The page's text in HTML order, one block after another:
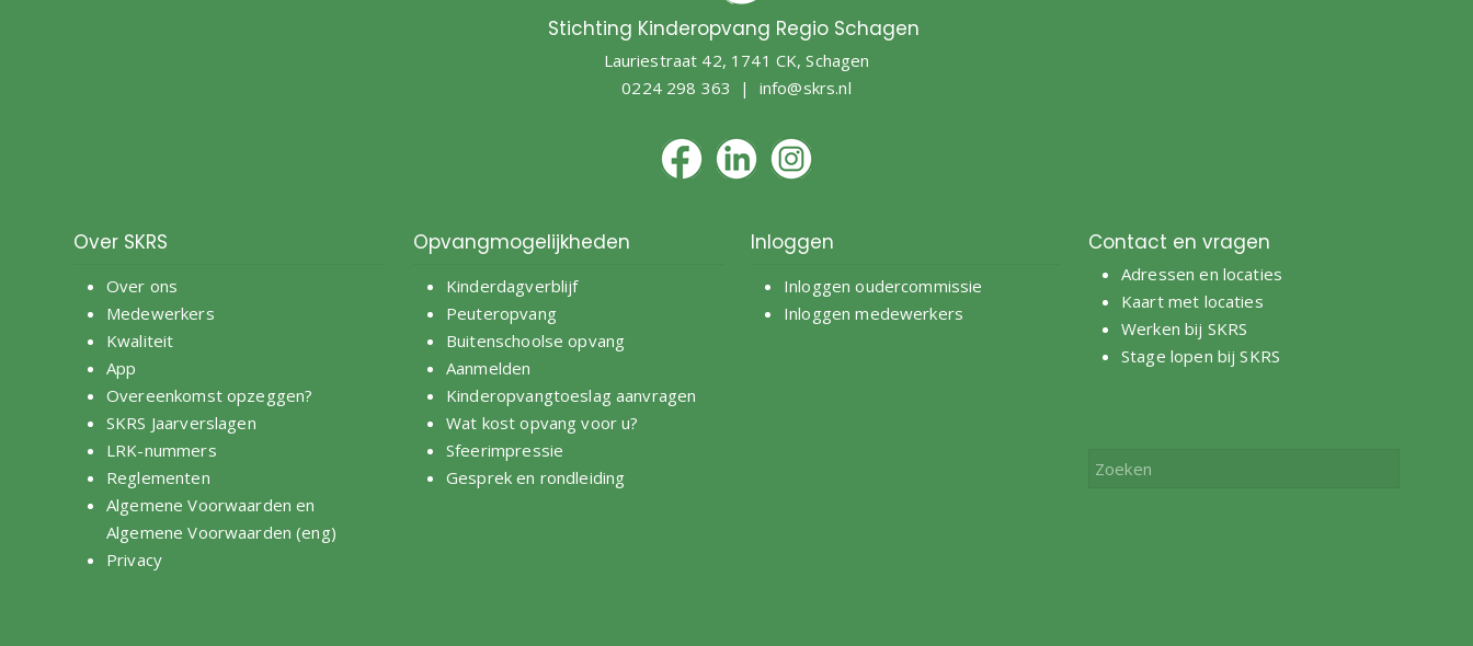
Stichting Kinderopvang Regio Schagen
Lauriestraat 42, 1741 CK, Schagen
0224 298 363 | info@skrs.nl
Over SKRS
Over ons
Medewerkers
Kwaliteit
App
Overeenkomst opzeggen?
SKRS Jaarverslagen
LRK-nummers
Reglementen
Algemene Voorwaarden en
Algemene Voorwaarden (eng)
Privacy
Opvangmogelijkheden
Kinderdagverblijf
Peuteropvang
Buitenschoolse opvang
Aanmelden
Kinderopvangtoeslag aanvragen
Wat kost opvang voor u?
Sfeerimpressie
Gesprek en rondleiding
Inloggen
Inloggen oudercommissie
Inloggen medewerkers
Contact en vragen
Adressen en locaties
Kaart met locaties
Werken bij SKRS
Stage lopen bij SKRS